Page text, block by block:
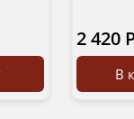
2 420
В